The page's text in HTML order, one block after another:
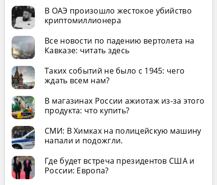
В ОАЭ произошло жестокое убийство
криптомиллионера
Все новости по падению вертолета на
Кавказе: читать здесь
Таких событий не было с 1945: чего
ждать всем нам?
В магазинах России ажиотаж из-за этого
продукта: что купить?
СМИ: В Химках на полицейскую машину
напали и подожгли.
Где будет встреча президентов США и
России: Европа?